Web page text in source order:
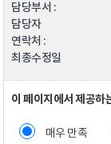
담당부서 :
담당자
연락처 :
최종수정일
이 페이지에서 제공하
매우 만족